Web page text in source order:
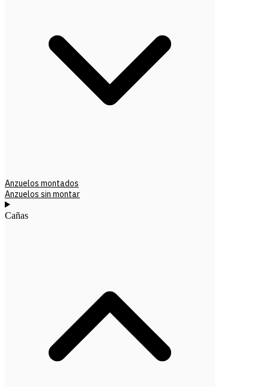
Anzuelos montados
Anzuelos sin montar
Cañas